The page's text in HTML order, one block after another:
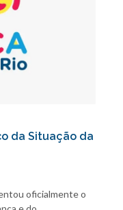
da Situação da
oficialmente o